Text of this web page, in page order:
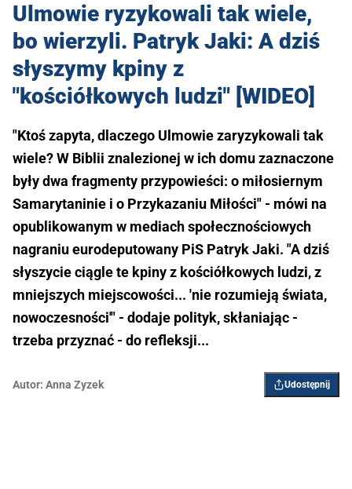
Ulmowie ryzykowali tak wiele,
bo wierzyli. Patryk Jaki: A dziś
słyszymy kpiny z
"kościółkowych ludzi" [WIDEO]
"Ktoś zapyta, dlaczego Ulmowie zaryzykowali tak
wiele? W Biblii znalezionej w ich domu zaznaczone
były dwa fragmenty przypowieści: o miłosiernym
Samarytaninie i o Przykazaniu Miłości" - mówi na
opublikowanym w mediach społecznościowych
nagraniu eurodeputowany PiS Patryk Jaki. "A dziś
słyszycie ciągle te kpiny z kościółkowych ludzi, z
mniejszych miejscowości... 'nie rozumieją świata,
nowoczesności'" - dodaje polityk, skłaniając -
trzeba przyznać - do refleksji...
Autor: Anna Zyzek Udostępnij